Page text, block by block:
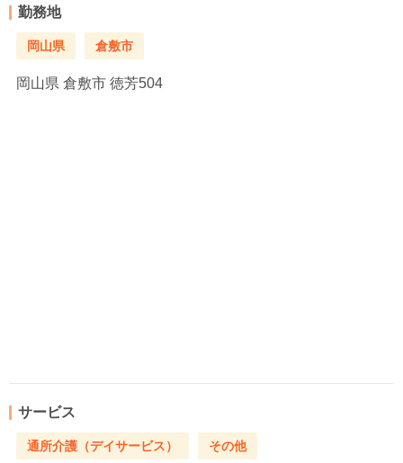
勤務地
岡山県 倉敷市
岡山県 倉敷市 徳芳504
サービス
通所介護（デイサービス） その他